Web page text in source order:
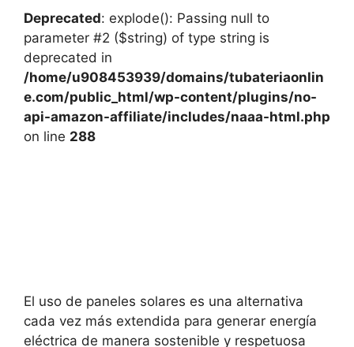
Deprecated: explode(): Passing null to
parameter #2 ($string) of type string is
deprecated in
/home/u908453939/domains/tubateriaonlin
e.com/public_html/wp-content/plugins/no-
api-amazon-affiliate/includes/naaa-html.php
on line 288
El uso de paneles solares es una alternativa
cada vez más extendida para generar energía
eléctrica de manera sostenible y respetuosa